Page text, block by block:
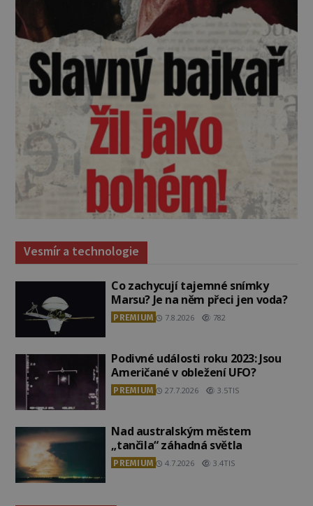
Vesmír a technologie
Co zachycují tajemné snímky
Marsu? Je na něm přeci jen voda?
PREMIUM 7.8.2026 782
Podivné události roku 2023: Jsou
Američané v obležení UFO?
PREMIUM 27.7.2026 3.5TIS
Nad australským městem
„tančila“ záhadná světla
PREMIUM 4.7.2026 3.4TIS